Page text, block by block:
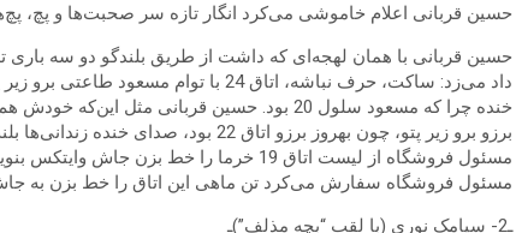
حسین قربانی اعلام خاموشی می‌کرد انگار تازه سر صحبت‌ها و پچ،
حسین قربانی با همان لهجه‌ای که داشت از طریق بلندگو دو سه باری
مسئول فروشگاه از لیست اتاق 19 خرما را
مسئول فروشگاه سفارش می‌کرد تن ماهی این اتاق را خط بزن به
ـ2- سیامک نوری (با لقبِ “بچه مذلف”)ـ